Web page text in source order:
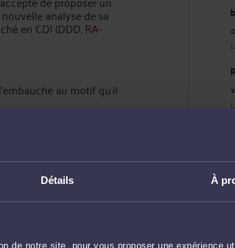
Détails À
de notre site, pour vous proposer une expérience
analyse de sa
en CDI (DDD,RA-
au motif qu’il
profil du candidat est
candidat n’étant pas
les tâches demandées
du candidat évincé
2018-009du 21